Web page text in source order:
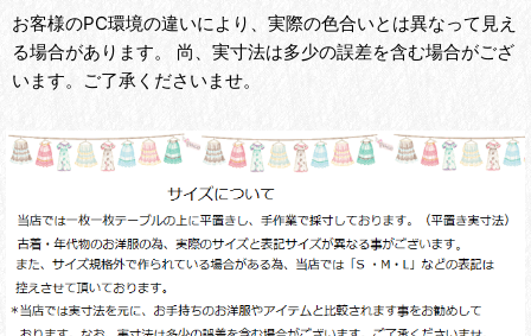
お客様のPC環境の違いにより、実際の色合いとは異なって見え
る場合があります。 尚、実寸法は多少の誤差を含む場合がござ
います。ご了承くださいませ。